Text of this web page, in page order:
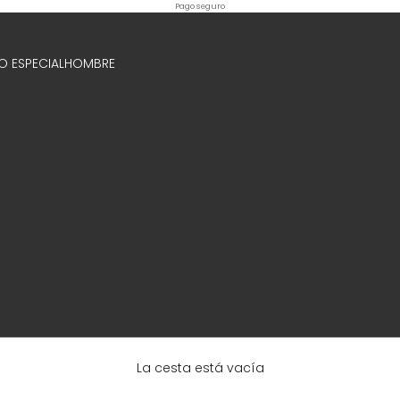
Pago seguro
ESPECIALHOMBRE
La cesta está vacía